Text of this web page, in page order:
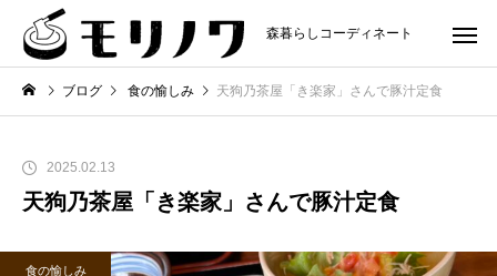
森暮らしコーディネート
ブログ 食の愉しみ 天狗乃茶屋「き楽家」さんで豚汁定食
2025.02.13
天狗乃茶屋「き楽家」さんで豚汁定食
食の愉しみ